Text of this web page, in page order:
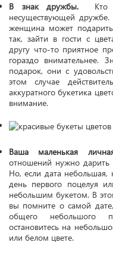
В знак дружбы. Кто
несуществующей
женщина может подарить
так, зайти в гости с
другу что-то приятное
гораздо внимательнее.
подарок, они с
этом случае
аккуратного букетика
внимание.
Ваша маленькая
отношений нужно
Но, если дата
день первого поцелуя
небольшим букетом. В
вы помните о самой
общего небольшого
остановитесь на
или белом цвете.